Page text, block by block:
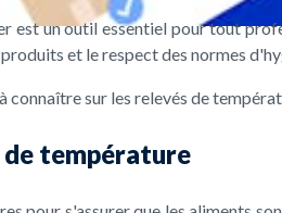
est un outil essentiel pour tout
et le respect des normes
sur les relevés de
de température